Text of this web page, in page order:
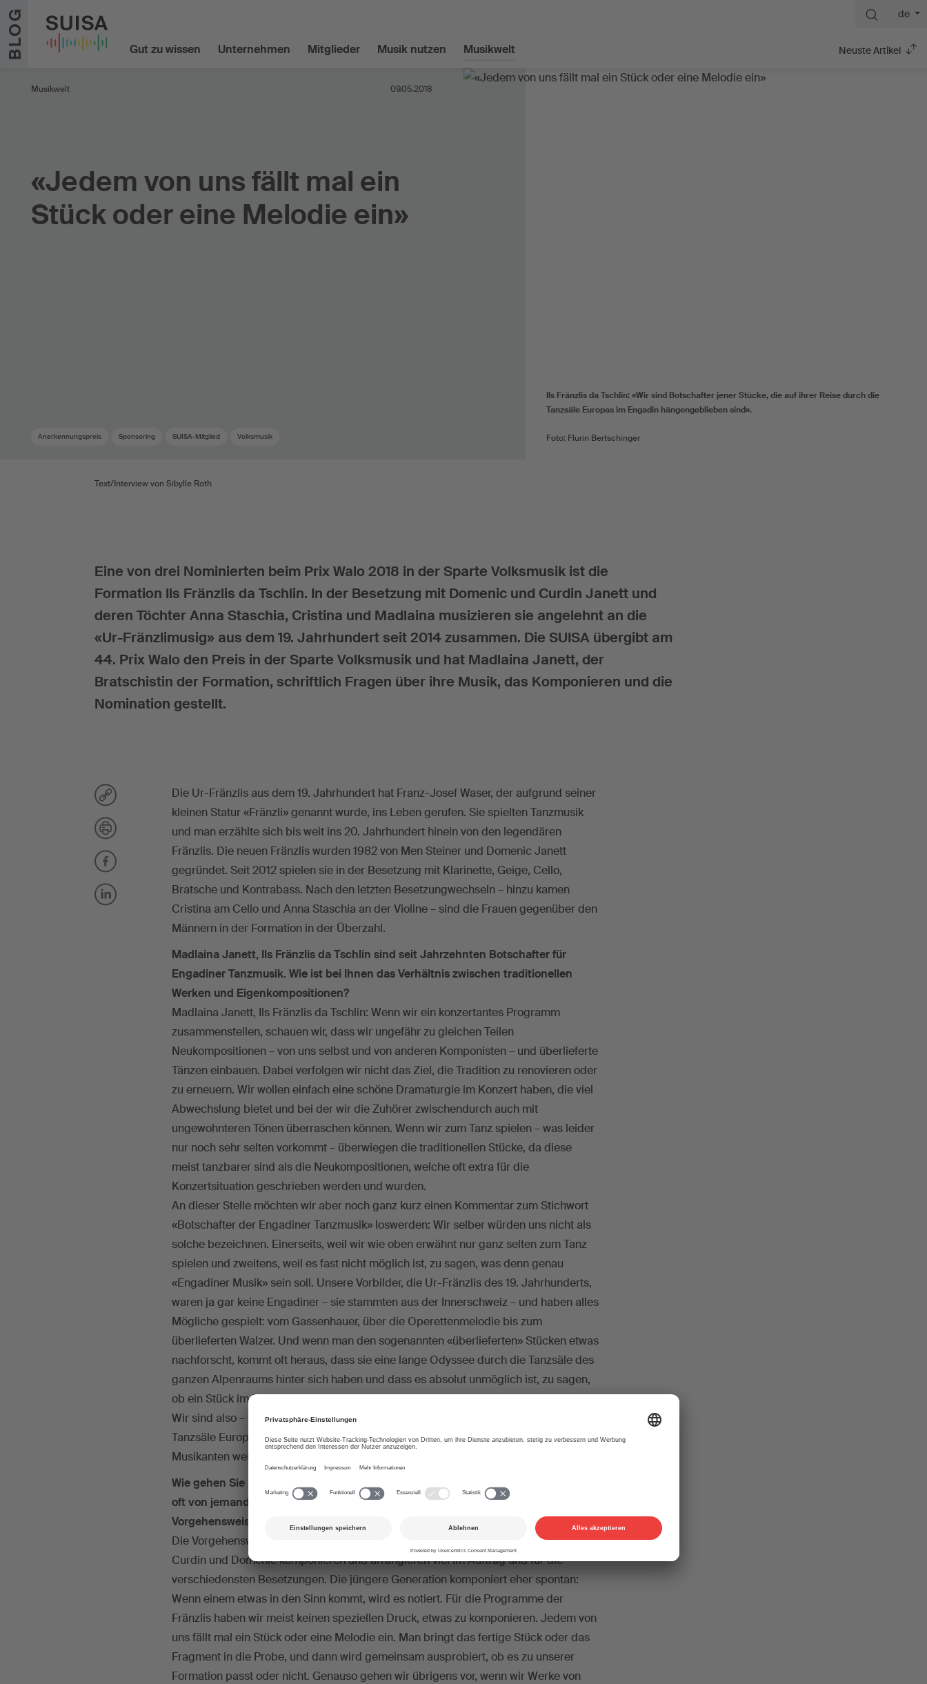
Zum Inhalt springen
BLOG Gut zu wissen Unternehmen Mitglieder Musik nutzen Musikwelt
de
Neuste Artikel
Musikwelt 09.05.2018
«Jedem von uns fällt mal ein
Stück oder eine Melodie ein»
Anerkennungspreis Sponsoring SUISA-Mitglied Volksmusik
Ils Fränzlis da Tschlin: «Wir sind Botschafter jener Stücke, die auf ihrer Reise durch die
Tanzsäle Europas im Engadin hängengeblieben sind».
Foto: Flurin Bertschinger
Text/Interview von Sibylle Roth
Eine von drei Nominierten beim Prix Walo 2018 in der Sparte Volksmusik ist die
Formation Ils Fränzlis da Tschlin. In der Besetzung mit Domenic und Curdin Janett und
deren Töchter Anna Staschia, Cristina und Madlaina musizieren sie angelehnt an die
«Ur-Fränzlimusig» aus dem 19. Jahrhundert seit 2014 zusammen. Die SUISA übergibt am
44. Prix Walo den Preis in der Sparte Volksmusik und hat Madlaina Janett, der
Bratschistin der Formation, schriftlich Fragen über ihre Musik, das Komponieren und die
Nomination gestellt.
Die Ur-Fränzlis aus dem 19. Jahrhundert hat Franz-Josef Waser, der aufgrund seiner
kleinen Statur «Fränzli» genannt wurde, ins Leben gerufen. Sie spielten Tanzmusik
und man erzählte sich bis weit ins 20. Jahrhundert hinein von den legendären
Fränzlis. Die neuen Fränzlis wurden 1982 von Men Steiner und Domenic Janett
gegründet. Seit 2012 spielen sie in der Besetzung mit Klarinette, Geige, Cello,
Bratsche und Kontrabass. Nach den letzten Besetzungwechseln – hinzu kamen
Cristina am Cello und Anna Staschia an der Violine – sind die Frauen gegenüber den
Männern in der Formation in der Überzahl.
Madlaina Janett, Ils Fränzlis da Tschlin sind seit Jahrzehnten Botschafter für
Engadiner Tanzmusik. Wie ist bei Ihnen das Verhältnis zwischen traditionellen
Werken und Eigenkompositionen?
Madlaina Janett, Ils Fränzlis da Tschlin: Wenn wir ein konzertantes Programm
zusammenstellen, schauen wir, dass wir ungefähr zu gleichen Teilen
Neukompositionen – von uns selbst und von anderen Komponisten – und überlieferte
Tänzen einbauen. Dabei verfolgen wir nicht das Ziel, die Tradition zu renovieren oder
zu erneuern. Wir wollen einfach eine schöne Dramaturgie im Konzert haben, die viel
Abwechslung bietet und bei der wir die Zuhörer zwischendurch auch mit
ungewohnteren Tönen überraschen können. Wenn wir zum Tanz spielen – was leider
nur noch sehr selten vorkommt – überwiegen die traditionellen Stücke, da diese
meist tanzbarer sind als die Neukompositionen, welche oft extra für die
Konzertsituation geschrieben werden und wurden.
An dieser Stelle möchten wir aber noch ganz kurz einen Kommentar zum Stichwort
«Botschafter der Engadiner Tanzmusik» loswerden: Wir selber würden uns nicht als
solche bezeichnen. Einerseits, weil wir wie oben erwähnt nur ganz selten zum Tanz
spielen und zweitens, weil es fast nicht möglich ist, zu sagen, was denn genau
«Engadiner Musik» sein soll. Unsere Vorbilder, die Ur-Fränzlis des 19. Jahrhunderts,
waren ja gar keine Engadiner – sie stammten aus der Innerschweiz – und haben alles
Mögliche gespielt: vom Gassenhauer, über die Operettenmelodie bis zum
überlieferten Walzer. Und wenn man den sogenannten «überlieferten» Stücken etwas
nachforscht, kommt oft heraus, dass sie eine lange Odyssee durch die Tanzsäle des
ganzen Alpenraums hinter sich haben und dass es absolut unmöglich ist, zu sagen,
ob ein Stück im Engadin oder doch eher im Burgenland oder in Italien entstanden ist.
Wir sind also – wenn schon – Botschafter jener Stücke, die auf ihrer Reise durch die
Tanzsäle Europas im Engadin hängengeblieben sind und im Stil der lokalen
Musikanten weiterentwickelt wurden.
Wie gehen Sie beim Komponieren von neuen Stücken vor? Ihre Werke wurden ja
oft von jemandem alleine komponiert; haben Sie da verschiedene
Vorgehensweisen?
Die Vorgehensweisen der einzelnen Fränzlimitglieder sind recht unterschiedlich:
Curdin und Domenic komponieren und arrangieren viel im Auftrag und für die
verschiedensten Besetzungen. Die jüngere Generation komponiert eher spontan:
Wenn einem etwas in den Sinn kommt, wird es notiert. Für die Programme der
Fränzlis haben wir meist keinen speziellen Druck, etwas zu komponieren. Jedem von
uns fällt mal ein Stück oder eine Melodie ein. Man bringt das fertige Stück oder das
Fragment in die Probe, und dann wird gemeinsam ausprobiert, ob es zu unserer
Formation passt oder nicht. Genauso gehen wir übrigens vor, wenn wir Werke von